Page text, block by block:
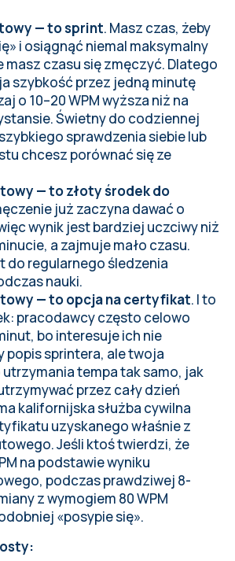
— to sprint. Masz czas, żeby
i osiągnąć niemal maksymalny
masz czasu się zmęczyć. Dlatego
szybkość przez jedną minutę
o 10–20 WPM wyższa niż na
Świetny do codziennej
sprawdzenia siebie lub
chcesz porównać się ze
— to złoty środek do
już zaczyna dawać o
wynik jest bardziej uczciwy niż
a zajmuje mało czasu.
do regularnego śledzenia
nauki.
— to opcja na certyfikat. I to
pracodawcy często celowo
bo interesuje ich nie
popis sprintera, ale twoja
tempa tak samo, jak
przez cały dzień
kalifornijska służba cywilna
uzyskanego właśnie z
Jeśli ktoś twierdzi, że
na podstawie wyniku
podczas prawdziwej 8-
z wymogiem 80 WPM
«posypie się».